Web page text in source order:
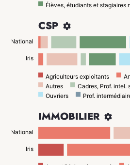
Élèves, étudiants et stagiaires
CSP 
National
Iris
Agriculteurs exploitants
Autres
Cadres, Prof. intel.
Ouvriers
Prof.
IMMOBILIER 
National
Iris